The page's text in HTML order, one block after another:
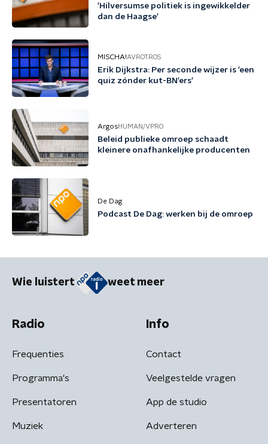
'Hilversumse politiek is ingewikkelder
dan de Haagse'
MISCHA!AVROTROS
Erik Dijkstra: Per seconde wijzer is 'een
quiz zónder kut-BN'ers'
ArgosHUMAN/VPRO
Beleid publieke omroep schaadt
kleinere onafhankelijke producenten
De Dag
Podcast De Dag: werken bij de omroep
Wie luistert weet meer
Radio
Frequenties
Programma's
Presentatoren
Muziek
Info
Contact
Veelgestelde vragen
App de studio
Adverteren